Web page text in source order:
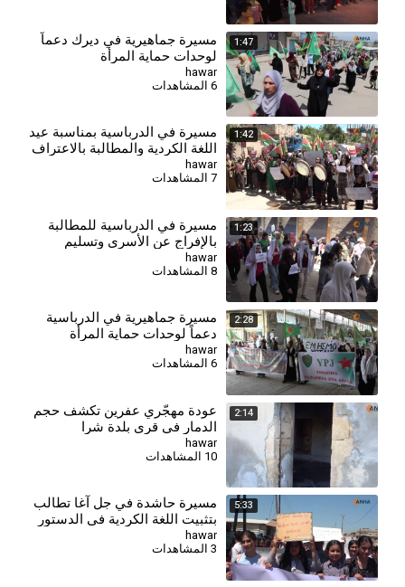
1:47
مسيرة جماهيرية في ديرك دعماً
لوحدات حماية المرأة
hawar
6 المشاهدات
1:42
مسيرة في الدرباسية بمناسبة عيد
اللغة الكردية والمطالبة بالاعتراف
الدستوري بها
hawar
7 المشاهدات
1:23
⁣مسيرة في الدرباسية للمطالبة
بالإفراج عن الأسرى وتسليم
جثامين الشهداء
hawar
8 المشاهدات
2:28
مسيرة جماهيرية في الدرباسية
دعماً لوحدات حماية المرأة
hawar
6 المشاهدات
2:14
عودة مهجّري عفرين تكشف حجم
الدمار في قرى بلدة شرا
hawar
5:33
مسيرة حاشدة في جل آغا تطالب
بتثبيت اللغة الكردية في الدستور
السوري
hawar
3 المشاهدات